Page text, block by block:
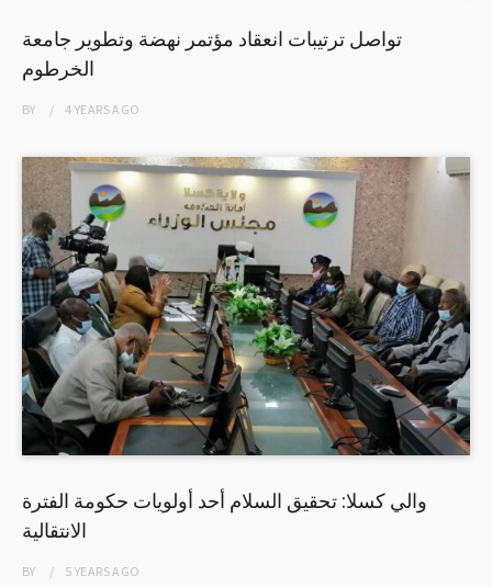
تواصل ترتيبات انعقاد مؤتمر نهضة وتطوير جامعة
الخرطوم
BY 4 YEARSAGO
والي كسلا: تحقيق السلام أحد أولويات حكومة الفترة
الانتقالية
BY 5 YEARSAGO